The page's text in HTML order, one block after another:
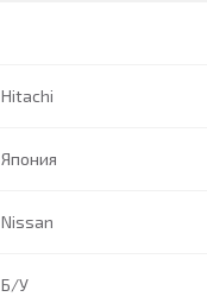
Hitachi
Япония
Nissan
Б/У